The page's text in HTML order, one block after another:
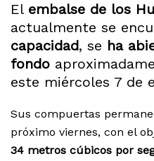
El embalse de los
actualmente se
capacidad, se ha
fondo
este miércoles 7 de
Sus compuertas
próximo viernes, con el
34 metros cúbicos por